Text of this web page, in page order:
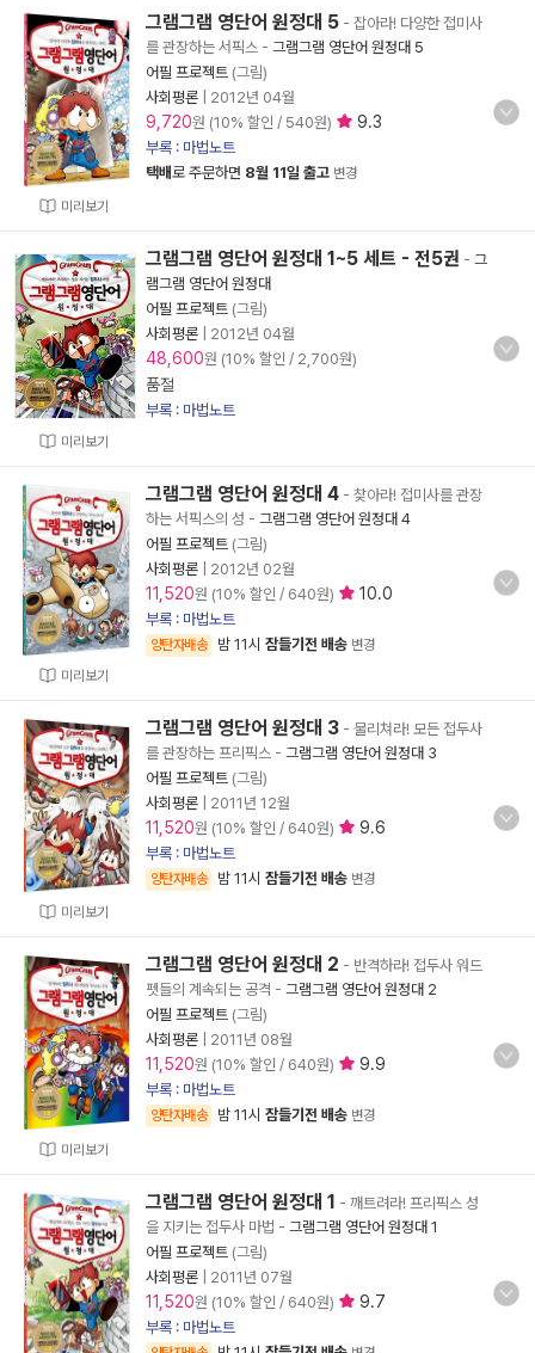
미리보기
그램그램 영단어 원정대 5 - 잡아라! 다양한 접미사
를 관장하는 서픽스 - 그램그램 영단어 원정대 5
어필 프로젝트 (그림)
사회평론
2012년 04월
9,720원 (10% 할인 / 540원) 9.3
부록 : 마법노트
택배로 주문하면 8월 11일 출고 변경
미리보기
그램그램 영단어 원정대 1~5 세트 - 전5권 - 그
램그램 영단어 원정대
어필 프로젝트 (그림)
사회평론
2012년 04월
48,600원 (10% 할인 / 2,700원)
품절
부록 : 마법노트
미리보기
그램그램 영단어 원정대 4 - 찾아라! 접미사를 관장
하는 서픽스의 성 - 그램그램 영단어 원정대 4
어필 프로젝트 (그림)
사회평론
2012년 02월
11,520원 (10% 할인 / 640원) 10.0
부록 : 마법노트
양탄자배송 밤 11시 잠들기전 배송 변경
미리보기
그램그램 영단어 원정대 3 - 물리쳐라! 모든 접두사
를 관장하는 프리픽스 - 그램그램 영단어 원정대 3
어필 프로젝트 (그림)
사회평론
2011년 12월
11,520원 (10% 할인 / 640원) 9.6
부록 : 마법노트
양탄자배송 밤 11시 잠들기전 배송 변경
미리보기
그램그램 영단어 원정대 2 - 반격하라! 접두사 워드
펫들의 계속되는 공격 - 그램그램 영단어 원정대 2
어필 프로젝트 (그림)
사회평론
2011년 08월
11,520원 (10% 할인 / 640원) 9.9
부록 : 마법노트
양탄자배송 밤 11시 잠들기전 배송 변경
그램그램 영단어 원정대 1 - 깨트려라! 프리픽스 성
을 지키는 접두사 마법 - 그램그램 영단어 원정대 1
어필 프로젝트 (그림)
사회평론
2011년 07월
11,520원 (10% 할인 / 640원) 9.7
부록 : 마법노트